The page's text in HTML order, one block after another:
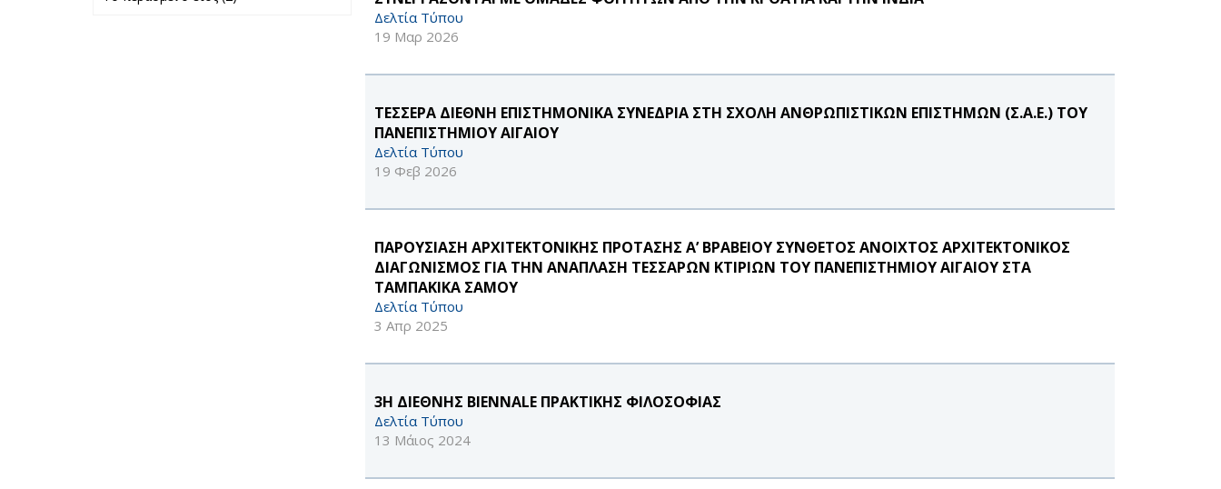
Δελτία Τύπου
19 Μαρ 2026
ΤΕΣΣΕΡΑ ΔΙΕΘΝΗ ΕΠΙΣΤΗΜΟΝΙΚΑ ΣΥΝΕΔΡΙΑ ΣΤΗ ΣΧΟΛΗ ΑΝΘΡΩΠΙΣΤΙΚΩΝ ΕΠΙΣΤΗΜΩΝ (Σ.Α.Ε.) ΤΟΥ
ΠΑΝΕΠΙΣΤΗΜΙΟΥ ΑΙΓΑΙΟΥ
Δελτία Τύπου
19 Φεβ 2026
ΠΑΡΟΥΣΙΑΣΗ ΑΡΧΙΤΕΚΤΟΝΙΚΗΣ ΠΡΟΤΑΣΗΣ Α’ ΒΡΑΒΕΙΟΥ ΣΥΝΘΕΤΟΣ ΑΝΟΙΧΤΟΣ ΑΡΧΙΤΕΚΤΟΝΙΚΟΣ
ΔΙΑΓΩΝΙΣΜΟΣ ΓΙΑ ΤΗΝ ΑΝΑΠΛΑΣΗ ΤΕΣΣΑΡΩΝ ΚΤΙΡΙΩΝ ΤΟΥ ΠΑΝΕΠΙΣΤΗΜΙΟΥ ΑΙΓΑΙΟΥ ΣΤΑ
ΤΑΜΠΑΚΙΚΑ ΣΑΜΟΥ
Δελτία Τύπου
3 Απρ 2025
3Η ΔΙΕΘΝΗΣ BIENNALE ΠΡΑΚΤΙΚΗΣ ΦΙΛΟΣΟΦΙΑΣ
Δελτία Τύπου
13 Μάιος 2024